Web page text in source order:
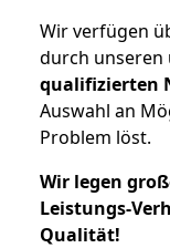
Wir verfügen
durch unseren
qualifizierten
Auswahl an
Problem löst.
Wir legen
Leistungs-
Qualität!